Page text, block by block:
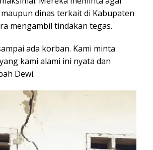
dinas terkait di Kabupaten
mengambil tindakan tegas.
ada korban. Kami minta
kami alami ini nyata dan
Dewi.